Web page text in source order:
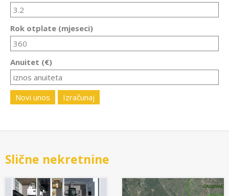
Rok otplate (mjeseci)
Anuitet (€)
Novi unos Izračunaj
Slične nekretnine